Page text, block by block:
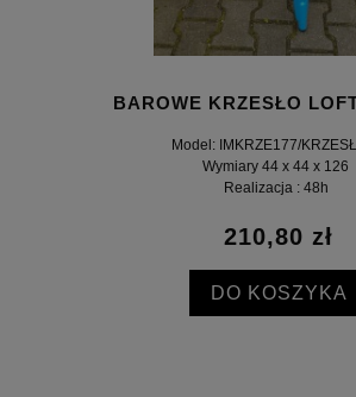
BAROWE KRZESŁO
Model: IMKRZE177/
Wymiary 44 x 44 x 126
Realizacja : 48h
210,80 zł
DO KOSZYKA